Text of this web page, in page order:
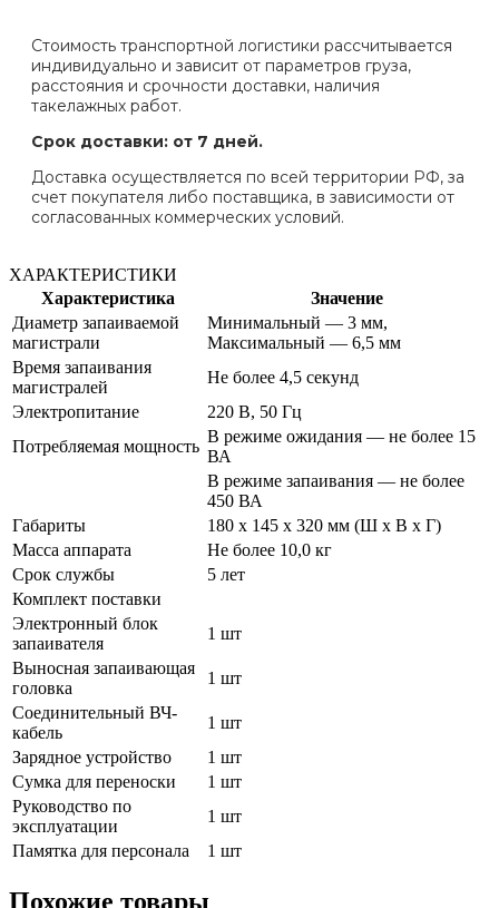
Стоимость транспортной логистики рассчитывается
индивидуально и зависит от параметров груза,
расстояния и срочности доставки, наличия
такелажных работ.
Срок доставки: от 7 дней.
Доставка осуществляется по всей территории РФ, за
счет покупателя либо поставщика, в зависимости от
согласованных коммерческих условий.
ХАРАКТЕРИСТИКИ
Характеристика
Значение
Диаметр запаиваемой
магистрали
Минимальный — 3 мм,
Максимальный — 6,5 мм
Время запаивания
магистралей
Не более 4,5 секунд
Электропитание
220 В, 50 Гц
Потребляемая мощность
В режиме ожидания — не более 15
ВА
В режиме запаивания — не более
450 ВА
Габариты
180 x 145 x 320 мм (Ш x В x Г)
Масса аппарата
Не более 10,0 кг
Срок службы
5 лет
Комплект поставки
Электронный блок
запаивателя
1 шт
Выносная запаивающая
головка
1 шт
Соединительный ВЧ-
кабель
1 шт
Зарядное устройство
1 шт
Сумка для переноски
1 шт
Руководство по
эксплуатации
1 шт
Памятка для персонала
1 шт
Похожие товары